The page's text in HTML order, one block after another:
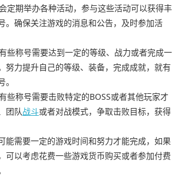
定期举办各种活动，参与这些活动可以获得丰
。确保关注游戏的消息和公告，及时参加活
些称号需要达到一定的等级、战力或者完成一
努力提升自己的等级、装备，完成成就，就有
些称号需要击败特定的BOSS或者其他玩家才
团队战斗或者对战模式，争取击败目标，获得
能需要一定的游戏时间和努力才能完成，如果
可以考虑花费一些游戏货币购买或者参加付费